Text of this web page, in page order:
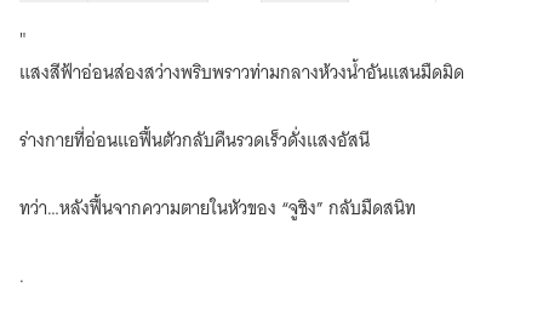
"
แสงสีฟ้าอ่อนส่องสว่างพริบพราวท่ามกลางห้วงน้ำอันแสนมืดมิด
ร่างกายที่อ่อนแอฟื้นตัวกลับคืนรวดเร็วดั่งแสงอัสนี
ทว่า…หลังฟื้นจากความตายในหัวของ “จูชิง” กลับมืดสนิท
.